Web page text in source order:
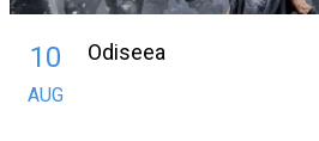
10
AUG
Odiseea